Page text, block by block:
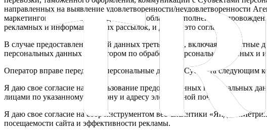
направленных на выявление удовлетворенности/неудовлетворенности
маркетинговых и иных исследований, в области исполнения/
рекламных и информационных рассылок, и даю на это согласие.
В случае предоставления мной данных третьих лиц, включая
персональных данных Оператором по обработке персональных данных и
Оператор вправе передавать персональные данные Субъекта
Я даю свое согласие на использование предоставленных персональных
лицами по указанному телефону и адресу электронной почты.
Я даю свое согласие на сбор инструментом веб-аналитики
посещаемости сайта и эффективности рекламы.